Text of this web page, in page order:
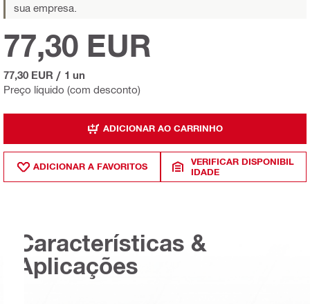
sua empresa.
Preço líquido (com desconto)
77,30 EUR
77,30 EUR / 1 un
ADICIONAR AO CARRINHO
ADICIONAR A FAVORITOS
VERIFICAR DISPONIBIL
IDADE
Características &
Aplicações